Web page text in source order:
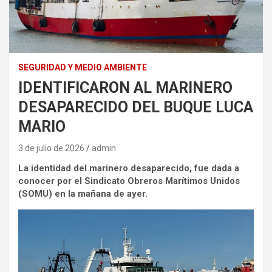
SEGURIDAD Y MEDIO AMBIENTE
IDENTIFICARON AL MARINERO
DESAPARECIDO DEL BUQUE LUCA
MARIO
3 de julio de 2026 admin
La identidad del marinero desaparecido, fue dada a
conocer por el Sindicato Obreros Marítimos Unidos
(SOMU) en la mañana de ayer.